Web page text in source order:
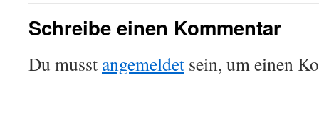
Schreibe einen Kommentar
Du musst angemeldet sein, um einen